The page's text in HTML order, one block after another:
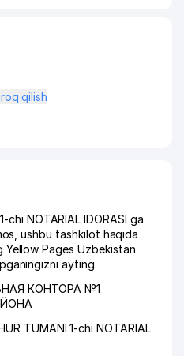
qilish
chi NOTARIAL IDORASI ga
ushbu tashkilot haqida
Pages Uzbekistan
ayting.
КОНТОРА №1
TUMANI 1-chi NOTARIAL